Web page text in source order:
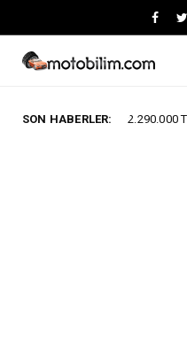
SON HABERLER:
MG 2.290.000 TL’den